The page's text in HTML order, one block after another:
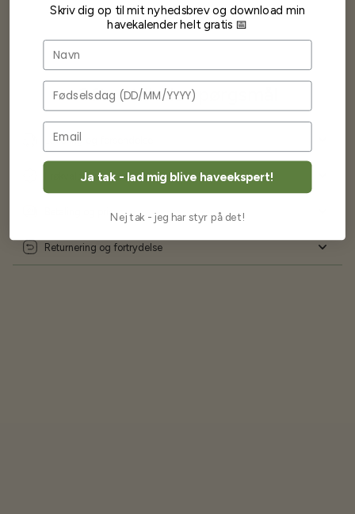
Ofte stillede spørgsmål
Levering og forsendelse
Frøkvalitet og garanti
Betaling og priser
Returnering og fortrydelse
Skriv dig op til mit nyhedsbrev og download min
havekalender helt gratis 📅
Navn
Fødselsdag
Ja tak - lad mig blive haveekspert!
Nej tak - jeg har styr på det!